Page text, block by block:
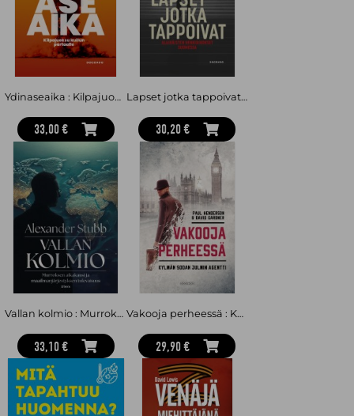
Ydinaseaika : Kilpajuoksu kuilun partaalle
33,00 €
Lapset jotka tappoivat : Alaikäisten henkirikokset Suomessa
30,20 €
Vallan kolmio : Murroksen aikakausi ja maailmanjärjestyksen tulevaisuus
33,10 €
Vakooja perheessä : Kylmän sodan julmin agentti
29,90 €